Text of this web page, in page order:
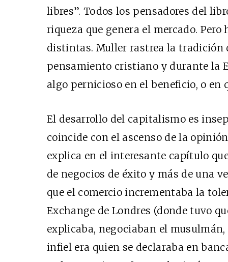
libres”. Todos los pensadores del
riqueza que genera el mercado.
distintas. Muller rastrea la tradición
pensamiento cristiano y durante la
algo pernicioso en el beneficio, o en
El desarrollo del capitalismo es
coincide con el ascenso de la
explica en el interesante capítulo
de negocios de éxito y más de una
que el comercio incrementaba la
Exchange de Londres (donde tuvo
explicaba, negociaban el
infiel era quien se declaraba en